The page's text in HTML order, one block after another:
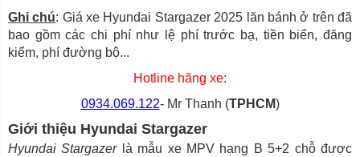
Ghi chú: Giá xe Hyundai Stargazer 2025 lăn bánh ở trên đã
bao gồm các chi phí như lệ phí trước bạ, tiền biển, đăng
kiểm, phí đường bộ...
Hotline hãng xe:
0934.069.122- Mr Thanh (TPHCM)
Giới thiệu Hyundai Stargazer
Hyundai Stargazer là mẫu xe MPV hạng B 5+2 chỗ được